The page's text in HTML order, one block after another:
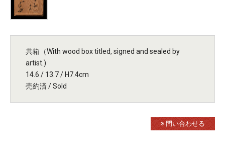
共箱（With wood box titled, signed and sealed by
artist.)
14.6 / 13.7 / H7.4cm
売約済 / Sold
問い合わせる